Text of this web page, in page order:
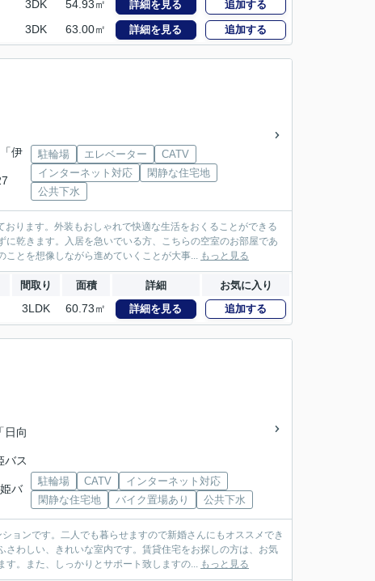
3DK 54.93㎡ 詳細を見る 追加する
3DK 63.00㎡ 詳細を見る 追加する
伊
駐輪場 エレベーター
CATV
インターネット対応
閑静な住宅地
公共下水
ります。外装もおしゃれで快適な生活をおくることができる
乾きます。入居を急いでいる方、こちらの空室のお部屋であ
とを想像しながら進めていくことが大事... もっと見る
間取り 面積 詳細 お気に入り
3LDK 60.73㎡ 詳細を見る 追加する
日向
バス
バ
駐輪場 CATV
インターネット対応
閑静な住宅地
バイク置場あり 公共下水
ョンです。二人でも暮らせますので新婚さんにもオススメでき
わしい、きれいな室内です。賃貸住宅をお探しの方は、お気
。また、しっかりとサポート致しますの... もっと見る